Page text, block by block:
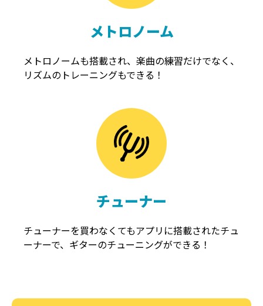
メトロノーム
メトロノームも搭載され、楽曲の練習だけでなく、
リズムのトレーニングもできる！
チューナー
チューナーを買わなくてもアプリに搭載されたチュ
ーナーで、ギターのチューニングができる！